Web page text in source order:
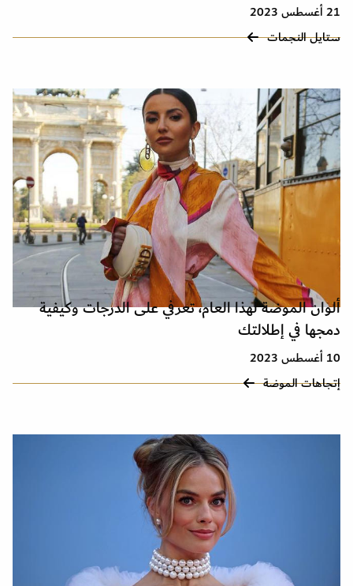
21 أغسطس 2023
ستايل النجمات
ألوان الموضة لهذا العام، تعرفي على الدرجات وكيفية
دمجها في إطلالتك
10 أغسطس 2023
إتجاهات الموضة